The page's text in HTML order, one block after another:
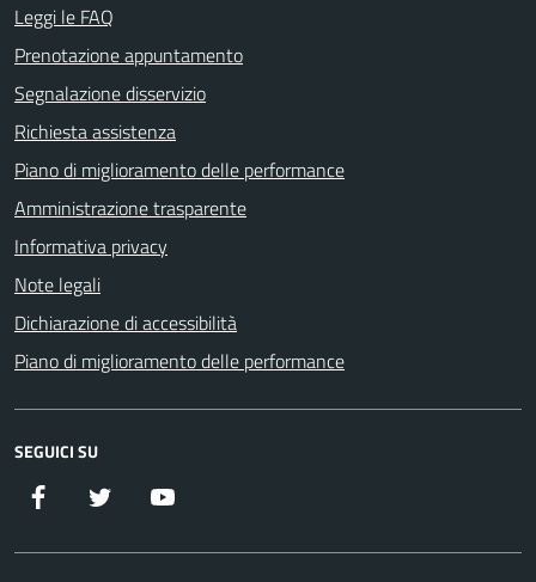
Leggi le FAQ
Prenotazione appuntamento
Segnalazione disservizio
Richiesta assistenza
Piano di miglioramento delle performance
Amministrazione trasparente
Informativa privacy
Note legali
Dichiarazione di accessibilità
Piano di miglioramento delle performance
SEGUICI SU
Facebook Twitter